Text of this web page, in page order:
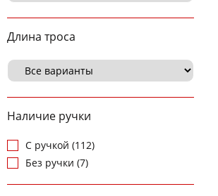
Длина троса
Наличие ручки
С ручкой (112)
Без ручки (7)